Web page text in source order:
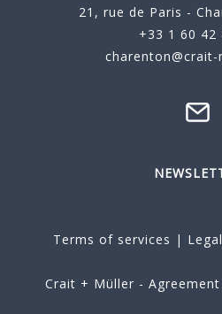
21, rue de Paris -
+33 1 60 42
charenton@crait-
Terms of services |
Crait + Müller -